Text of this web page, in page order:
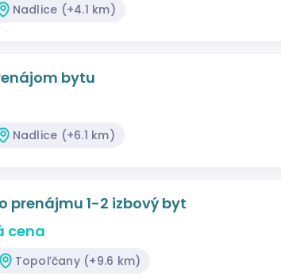
Nadlice (+4.1 km)
bytu
Nadlice (+6.1 km)
prenájmu 1-2 izbový byt
cena
Topoľčany (+9.6 km)